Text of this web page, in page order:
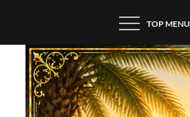
content
TOP MENU